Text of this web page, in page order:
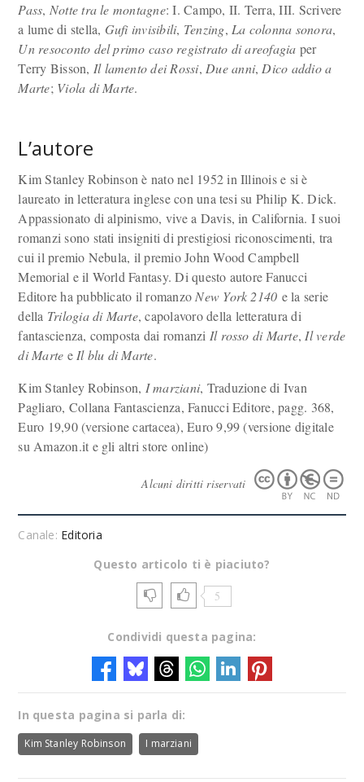
Pass, Notte tra le montagne: I. Campo, II. Terra, III. Scrivere
a lume di stella, Gufi invisibili, Tenzing, La colonna sonora,
Un resoconto del primo caso registrato di areofagia per
Terry Bisson, Il lamento dei Rossi, Due anni, Dico addio a
Marte; Viola di Marte.
L’autore
Kim Stanley Robinson è nato nel 1952 in Illinois e si è
laureato in letteratura inglese con una tesi su Philip K. Dick.
Appassionato di alpinismo, vive a Davis, in California. I suoi
romanzi sono stati insigniti di prestigiosi riconoscimenti, tra
cui il premio Nebula, il premio John Wood Campbell
Memorial e il World Fantasy. Di questo autore Fanucci
Editore ha pubblicato il romanzo New York 2140 e la serie
della Trilogia di Marte, capolavoro della letteratura di
fantascienza, composta dai romanzi Il rosso di Marte, Il verde
di Marte e Il blu di Marte.
Kim Stanley Robinson, I marziani, Traduzione di Ivan
Pagliaro, Collana Fantascienza, Fanucci Editore, pagg. 368,
Euro 19,90 (versione cartacea), Euro 9,99 (versione digitale
su Amazon.it e gli altri store online)
Alcuni diritti riservati
Canale: Editoria
Questo articolo ti è piaciuto?
5
Condividi questa pagina:
In questa pagina si parla di:
Kim Stanley Robinson I marziani